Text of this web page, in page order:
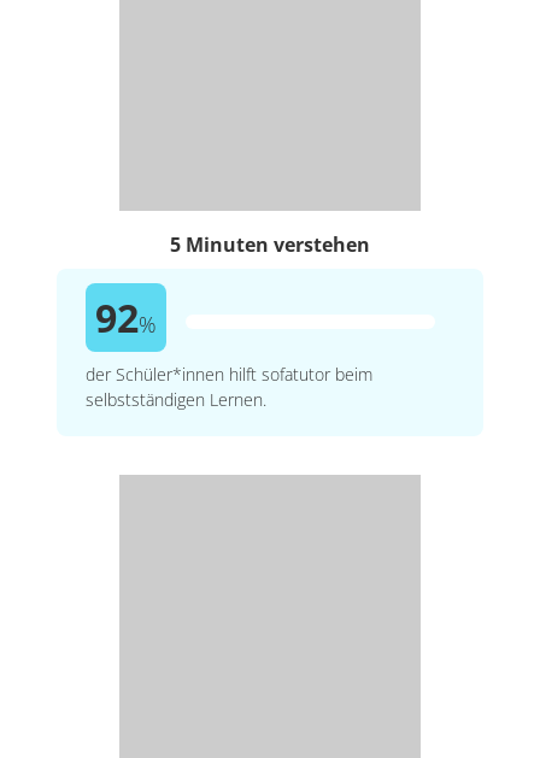
5 Minuten verstehen
92%
der Schüler*innen hilft sofatutor beim
selbstständigen Lernen.